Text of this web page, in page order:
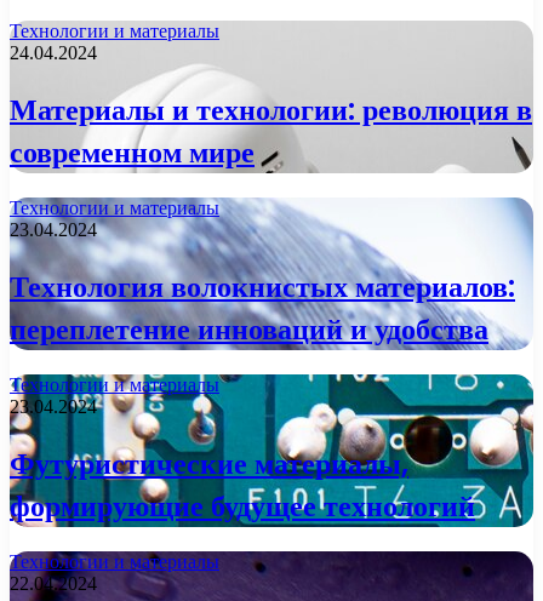
Технологии и материалы
24.04.2024
Материалы и технологии: революция в
современном мире
Технологии и материалы
23.04.2024
Технология волокнистых материалов:
переплетение инноваций и удобства
Технологии и материалы
23.04.2024
Футуристические материалы,
формирующие будущее технологий
Технологии и материалы
22.04.2024